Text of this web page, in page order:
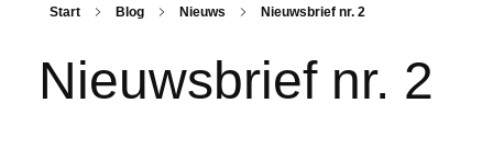
Start Blog Nieuws Nieuwsbrief nr. 2
Nieuwsbrief nr. 2